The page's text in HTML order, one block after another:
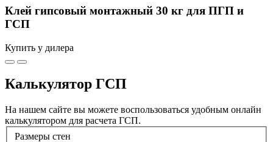
Клей гипсовый монтажный 30 кг для ПГП и
ГСП
Купить у дилера
Калькулятор ГСП
На нашем сайте вы можете воспользоваться удобным онлайн
калькулятором для расчета ГСП.
Размеры стен